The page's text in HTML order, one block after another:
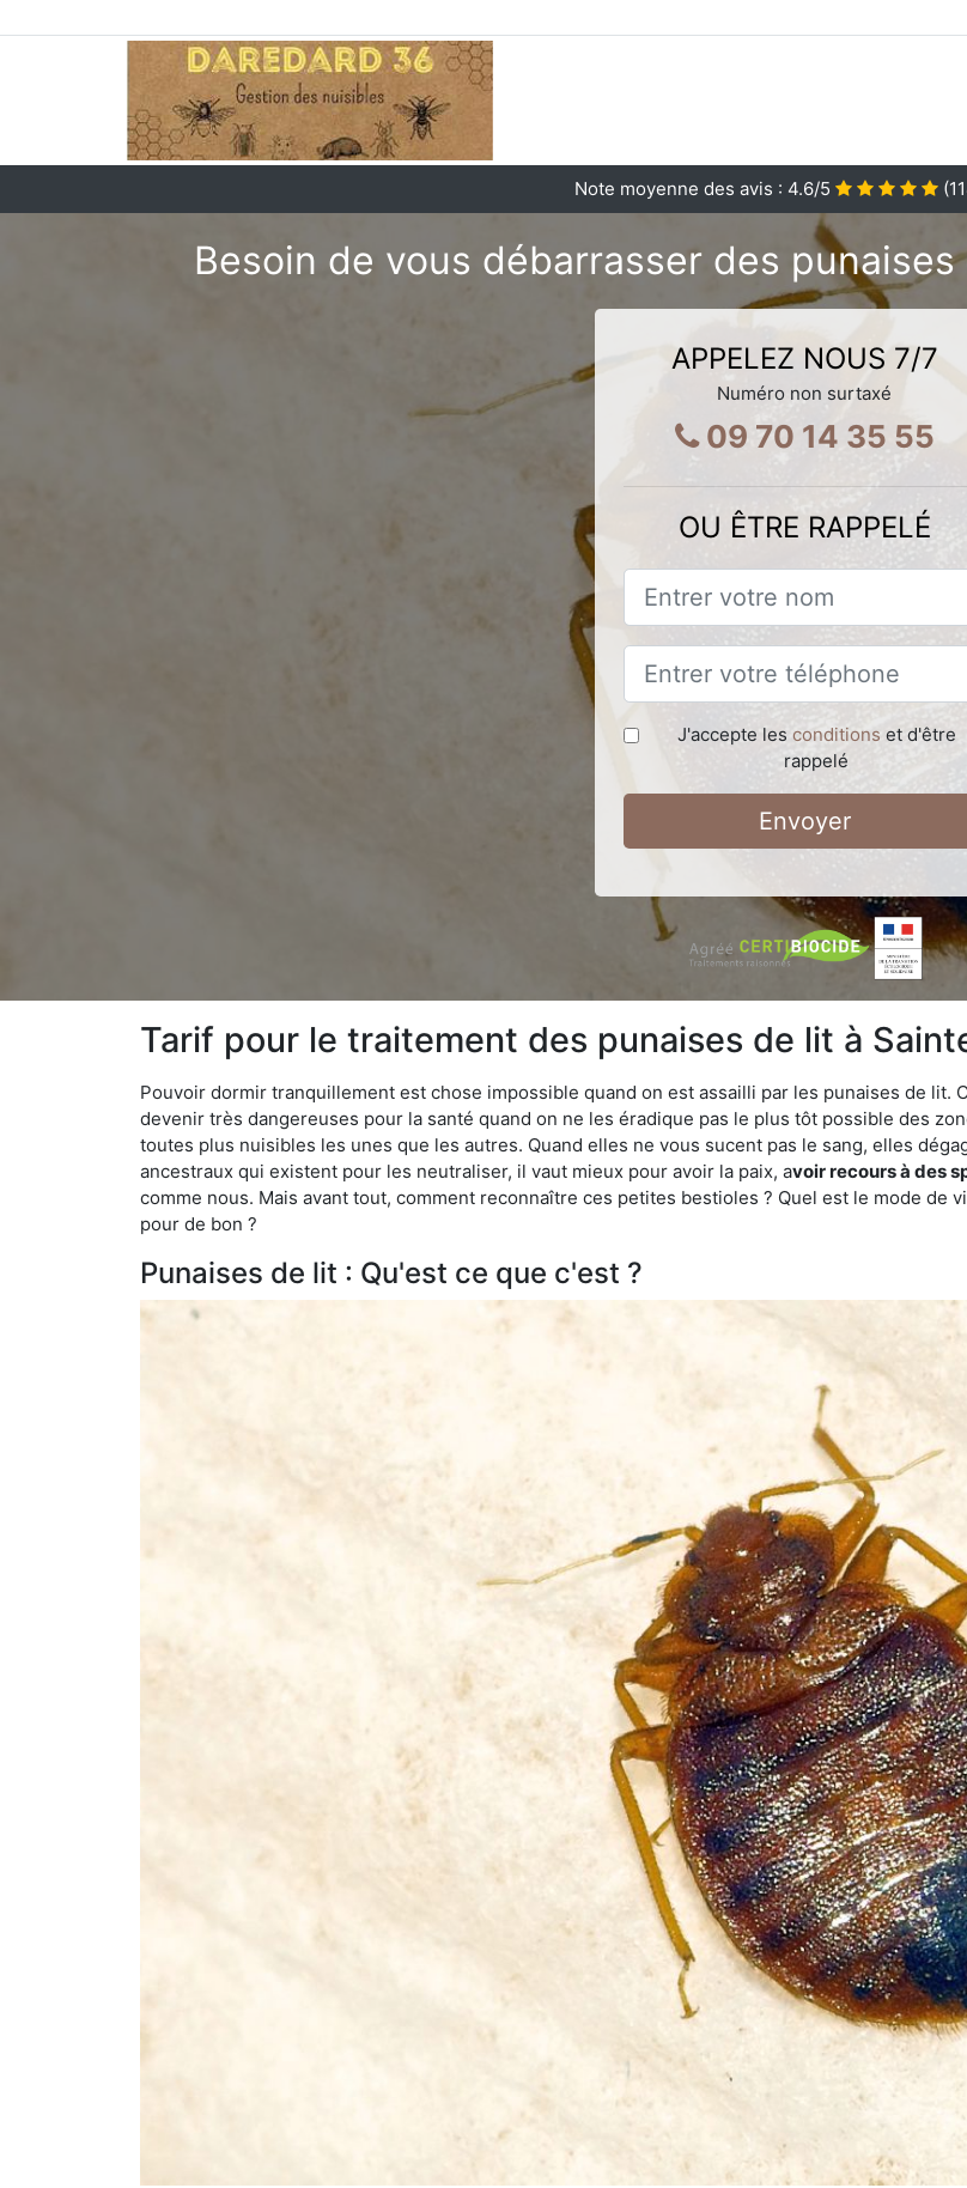
Note moyenne des avis : 4.6/5 (
Besoin de vous débarrasser des
APPELEZ NOUS 7/7
Numéro non surtaxé
09 70 14 35 55
OU ÊTRE RAPPELÉ
J'accepte les conditions et d'être
rappelé
Envoyer
Tarif pour le traitement des punaises de lit à
Pouvoir dormir tranquillement est chose impossible quand on est assailli par les punaises de
devenir très dangereuses pour la santé quand on ne les éradique pas le plus tôt possible des
toutes plus nuisibles les unes que les autres. Quand elles ne vous sucent pas le sang, elles
ancestraux qui existent pour les neutraliser, il vaut mieux pour avoir la paix, avoir recours à des
comme nous. Mais avant tout, comment reconnaître ces petites bestioles ? Quel est le mode de
pour de bon ?
Punaises de lit : Qu'est ce que c'est ?